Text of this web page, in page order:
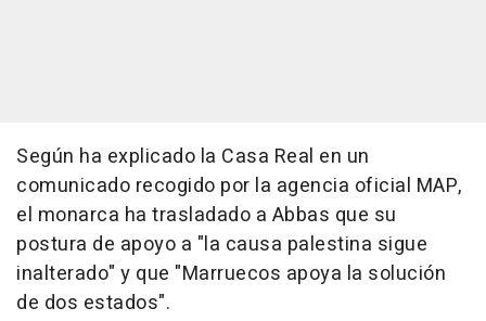
Según ha explicado la Casa Real en un
comunicado recogido por la agencia oficial MAP,
el monarca ha trasladado a Abbas que su
postura de apoyo a "la causa palestina sigue
inalterado" y que "Marruecos apoya la solución
de dos estados".